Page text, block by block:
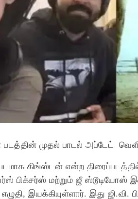
படத்தின் முதல் பாடல் அப்டேட்
படமாக கிங்ஸ்டன் என்ற
பிக்சர்ஸ் மற்றும் ஜீ
இயக்கியுள்ளார். இது ஜி.வி.